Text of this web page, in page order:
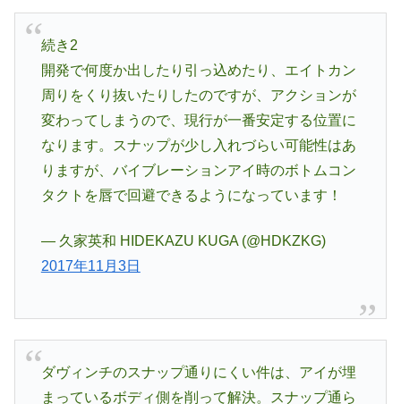
続き2
開発で何度か出したり引っ込めたり、エイトカン
周りをくり抜いたりしたのですが、アクションが
変わってしまうので、現行が一番安定する位置に
なります。スナップが少し入れづらい可能性はあ
りますが、バイブレーションアイ時のボトムコン
タクトを唇で回避できるようになっています！
— 久家英和 HIDEKAZU KUGA (@HDKZKG)
2017年11月3日
ダヴィンチのスナップ通りにくい件は、アイが埋
まっているボディ側を削って解決。スナップ通ら